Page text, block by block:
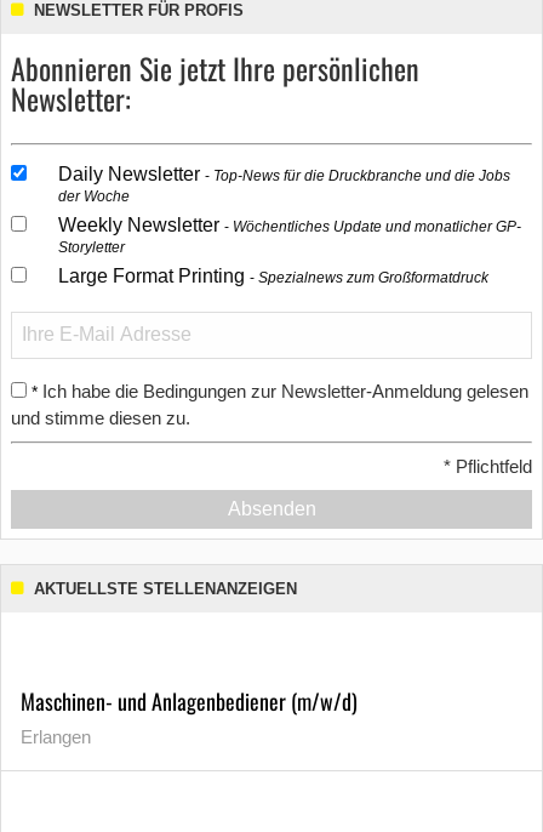
NEWSLETTER FÜR PROFIS
Abonnieren Sie jetzt Ihre persönlichen
Newsletter:
Daily Newsletter
Top-News für die Druckbranche und die Jobs
der Woche
Weekly Newsletter
Wöchentliches Update und monatlicher GP-
Storyletter
Large Format Printing Spezialnews zum Großformatdruck
* Ich habe die Bedingungen zur Newsletter-Anmeldung gelesen
und stimme diesen zu.
* Pflichtfeld
Absenden
AKTUELLSTE STELLENANZEIGEN
Maschinen- und Anlagenbediener (m/w/d)
Erlangen